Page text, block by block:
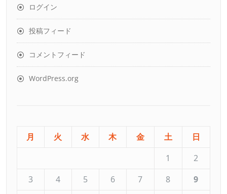
ログイン
投稿フィード
コメントフィード
WordPress.org
月 火 水 木 金 土
日
1
2
3
4 5 6 7 8 9